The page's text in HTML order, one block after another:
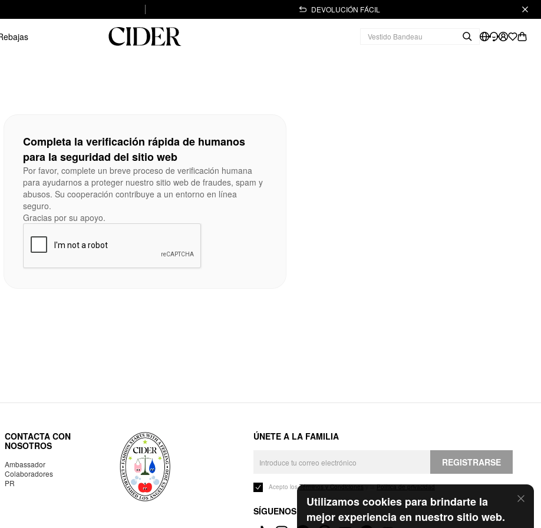
DEVOLUCIÓN FÁCIL
Utilizamos cookies para brindarte la
mejor experiencia en nuestro sitio web.
Completa la verificación rápida de humanos
para la seguridad del sitio web
Por favor, complete un breve proceso de verificación humana
para ayudarnos a proteger nuestro sitio web de fraudes, spam y
abusos. Su cooperación contribuye a un entorno en línea
seguro.
Gracias por su apoyo.
CONTACTA CON
NOSOTROS
Ambassador
Colaboradores
PR
ÚNETE A LA FAMILIA
REGISTRARSE
Acepto losTérminos y Condicionesy laPolítica de privacidad.
SÍGUENOS